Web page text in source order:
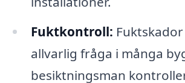
Fuktkontroll:
allvarlig fråga i många
besiktningsman